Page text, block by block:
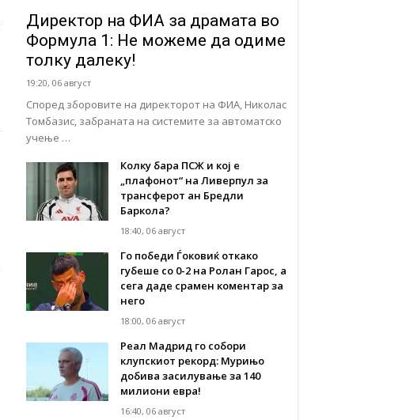
Директор на ФИА за драмата во
Формула 1: Не можеме да одиме
толку далеку!
19:20, 06 август
Според зборовите на директорот на ФИА, Николас
Томбазис, забраната на системите за автоматско
учење …
Колку бара ПСЖ и кој е
„плафонот“ на Ливерпул за
трансферот ан Бредли
Баркола?
18:40, 06 август
Го победи Ѓоковиќ откако
губеше со 0-2 на Ролан Гарос, а
сега даде срамен коментар за
него
18:00, 06 август
Реал Мадрид го собори
клупскиот рекорд: Мурињо
добива засилување за 140
милиони евра!
16:40, 06 август